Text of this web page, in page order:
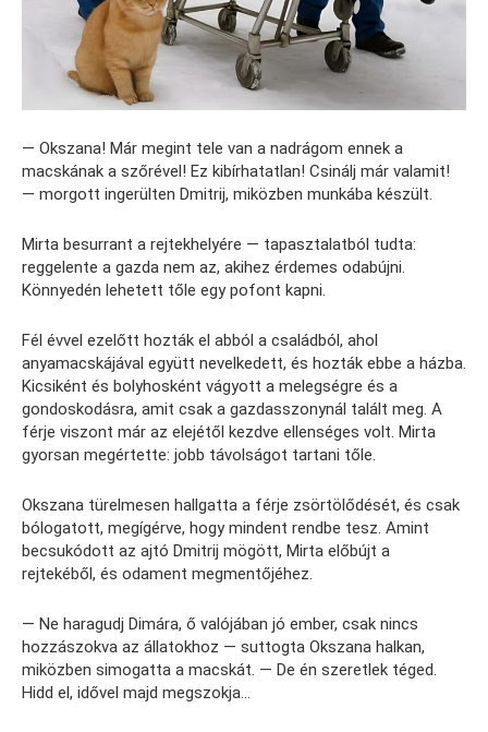
— Okszana! Már megint tele van a nadrágom ennek a
macskának a szőrével! Ez kibírhatatlan! Csinálj már valamit!
— morgott ingerülten Dmitrij, miközben munkába készült.
Mirta besurrant a rejtekhelyére — tapasztalatból tudta:
reggelente a gazda nem az, akihez érdemes odabújni.
Könnyedén lehetett tőle egy pofont kapni.
Fél évvel ezelőtt hozták el abból a családból, ahol
anyamacskájával együtt nevelkedett, és hozták ebbe a házba.
Kicsiként és bolyhosként vágyott a melegségre és a
gondoskodásra, amit csak a gazdasszonynál talált meg. A
férje viszont már az elejétől kezdve ellenséges volt. Mirta
gyorsan megértette: jobb távolságot tartani tőle.
Okszana türelmesen hallgatta a férje zsörtölődését, és csak
bólogatott, megígérve, hogy mindent rendbe tesz. Amint
becsukódott az ajtó Dmitrij mögött, Mirta előbújt a
rejtekéből, és odament megmentőjéhez.
— Ne haragudj Dimára, ő valójában jó ember, csak nincs
hozzászokva az állatokhoz — suttogta Okszana halkan,
miközben simogatta a macskát. — De én szeretlek téged.
Hidd el, idővel majd megszokja…